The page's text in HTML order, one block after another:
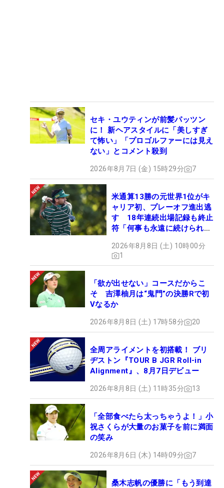
セキ・ユウティンが前髪パッツン
に！ 新ヘアスタイルに「美しすぎ
て怖い」「プロゴルファーには見え
ない」とコメント殺到
2026年8月7日 (金) 15時29分 7
米通算13勝の元世界1位がキ
ャリア初、プレーオフ進出逃
す 18年連続出場記録も終止
符「何事も永遠に続けられな
2026年8月8日 (土) 10時00分
1
「欲が出せない」コースだからこ
そ 吉澤柚月は“鬼門”の決勝Rで初
Vなるか
2026年8月8日 (土) 17時58分 20
全周アライメントを初搭載！ ブリ
ヂストン『TOUR B JGR Roll-in
Alignment』、8月7日デビュー
2026年8月8日 (土) 11時35分 13
「全部食べたら太っちゃうよ！」小
祝さくらが大量のお菓子を前に満面
の笑み
2026年8月6日 (木) 14時09分 7
桑木志帆の優勝に「もう到達